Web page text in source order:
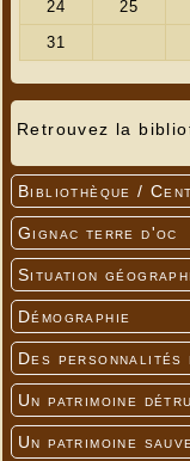
Retrouvez la
Bibliothèque /
Gignac terre d'oc
Situation
Démographie
Des personnalités
Un patrimoine
Un patrimoine